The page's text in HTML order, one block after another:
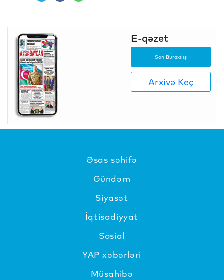
E-qəzet
Son Buraxılış
Arxivə Keç
Əsas səhifə
Gündəm
Siyasət
İqtisadiyyat
Sosial
YAP xəbərləri
Müsahibə